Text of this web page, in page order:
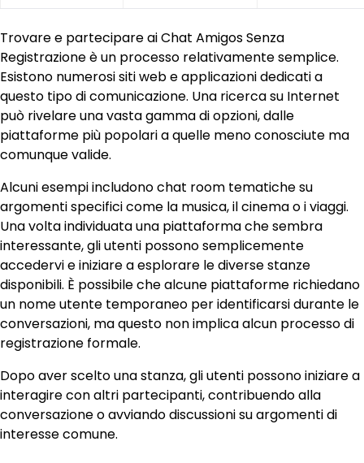
Trovare e partecipare ai Chat Amigos Senza
Registrazione è un processo relativamente semplice.
Esistono numerosi siti web e applicazioni dedicati a
questo tipo di comunicazione. Una ricerca su Internet
può rivelare una vasta gamma di opzioni, dalle
piattaforme più popolari a quelle meno conosciute ma
comunque valide.
Alcuni esempi includono chat room tematiche su
argomenti specifici come la musica, il cinema o i viaggi.
Una volta individuata una piattaforma che sembra
interessante, gli utenti possono semplicemente
accedervi e iniziare a esplorare le diverse stanze
disponibili. È possibile che alcune piattaforme richiedano
un nome utente temporaneo per identificarsi durante le
conversazioni, ma questo non implica alcun processo di
registrazione formale.
Dopo aver scelto una stanza, gli utenti possono iniziare a
interagire con altri partecipanti, contribuendo alla
conversazione o avviando discussioni su argomenti di
interesse comune.